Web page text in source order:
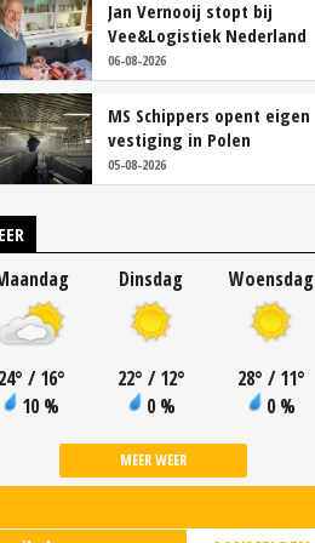
Jan Vernooij stopt bij
Vee&Logistiek Nederland
06-08-2026
MS Schippers opent eigen
vestiging in Polen
05-08-2026
° / 16°
10 %
Dinsdag
22° / 12°
0 %
Woensdag
28° / 11°
0 %
MEER WEER